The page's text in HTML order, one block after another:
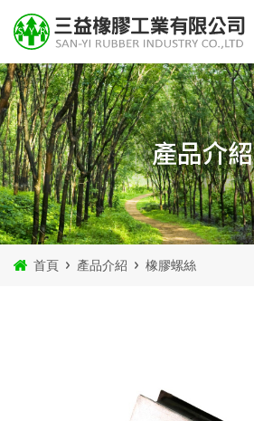
產品介紹
首頁 產品介紹 橡膠螺絲